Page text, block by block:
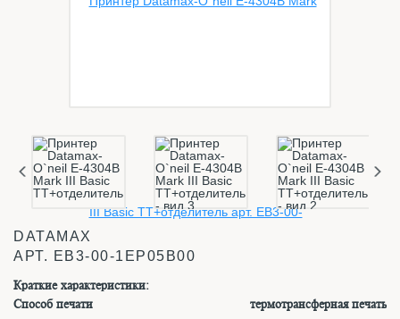
DATAMAX
АРТ. EB3-00-1EP05B00
Краткие характеристики:
Способ печати
термотрансферная печать